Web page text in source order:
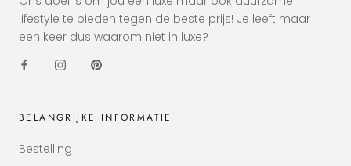
lifestyle te bieden tegen de beste prijs! Je leeft maar
een keer dus waarom niet in luxe?
BELANGRIJKE INFORMATIE
Bestelling